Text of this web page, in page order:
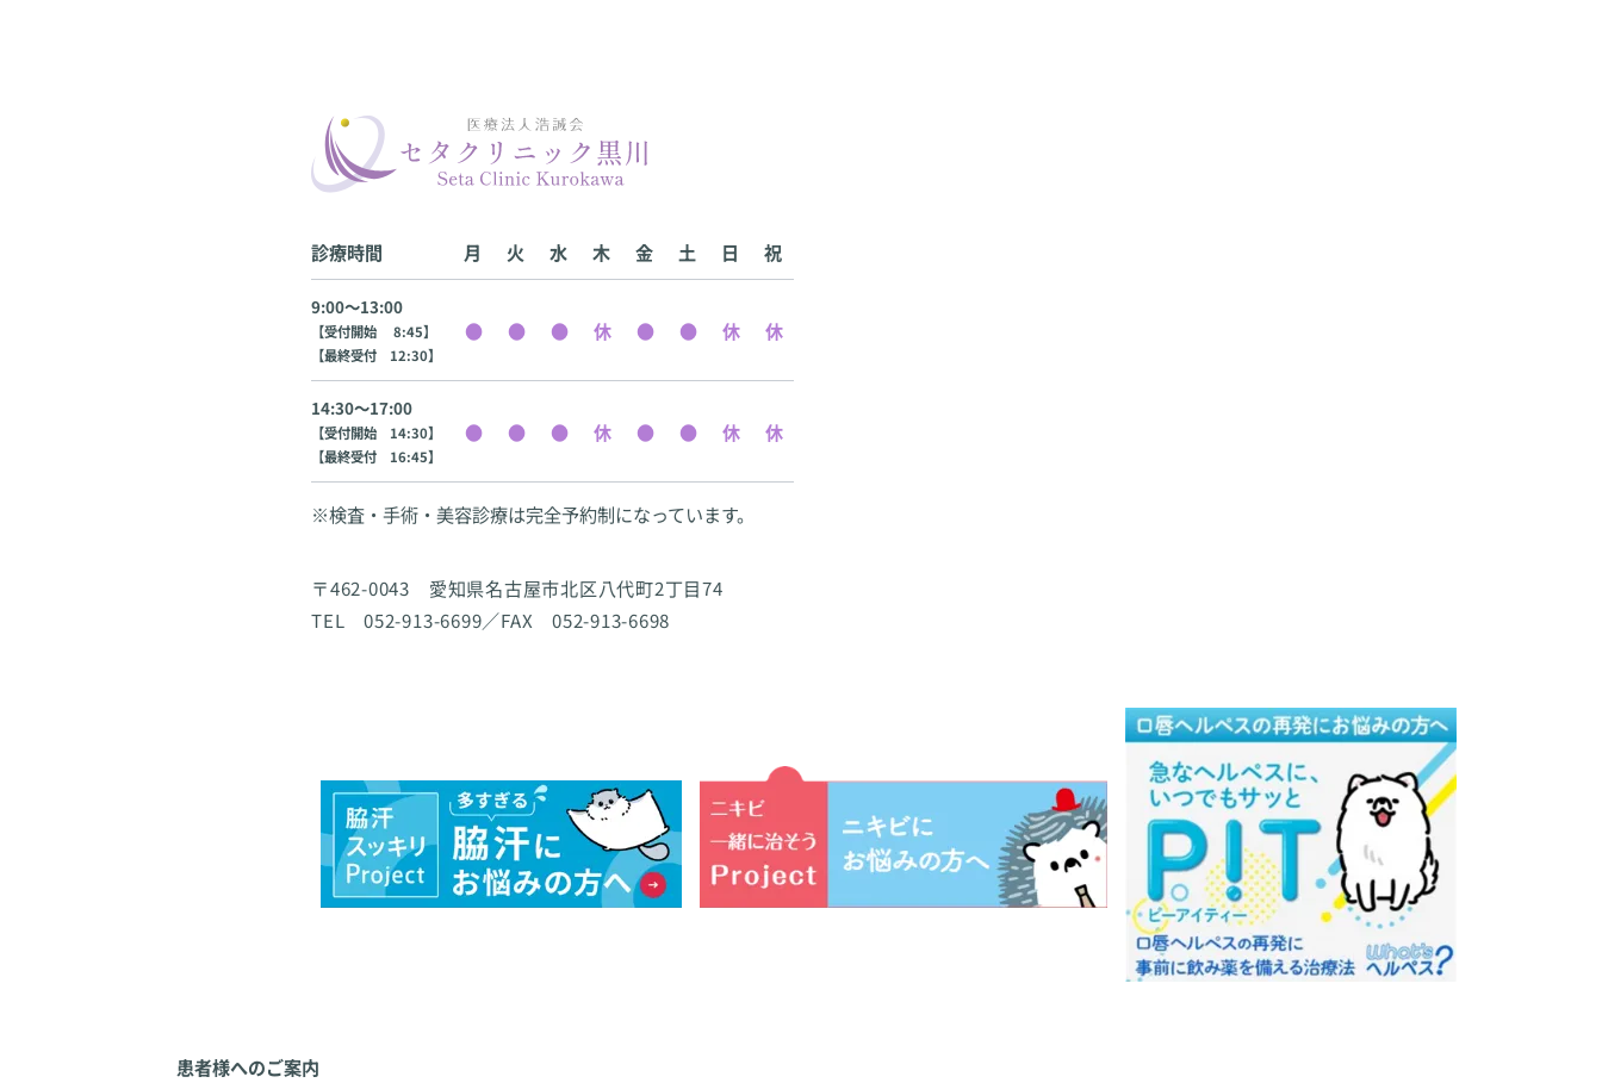
診療時間 月 火 水 木 金 土 日 祝
9:00〜13:00
【受付開始 8:45】
【最終受付 12:30】
14:30〜17:00
【受付開始 14:30】
【最終受付 16:45】
※検査・手術・美容診療は完全予約制になっています。
〒462-0043 愛知県名古屋市北区八代町2丁目74
TEL 052-913-6699／FAX 052-913-6698
患者様へのご案内